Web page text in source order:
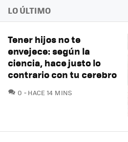
LO ÚLTIMO
Tener hijos no te
envejece: según la
ciencia, hace justo lo
contrario con tu cerebro
0 COMENTARIOS
HACE 14 MINS